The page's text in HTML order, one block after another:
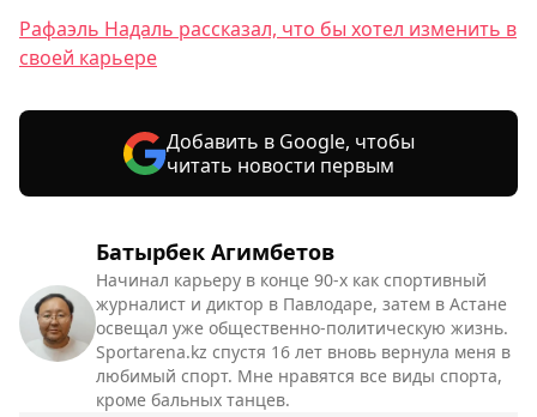
Батырбек Агимбетов
Начинал карьеру в конце 90-х как спортивный
журналист и диктор в Павлодаре, затем в Астане
освещал уже общественно-политическую жизнь.
Sportarena.kz спустя 16 лет вновь вернула меня в
любимый спорт. Мне нравятся все виды спорта,
кроме бальных танцев.
Рафаэль Надаль рассказал, что бы хотел изменить в
своей карьере
Добавить в Google, чтобы
читать новости первым